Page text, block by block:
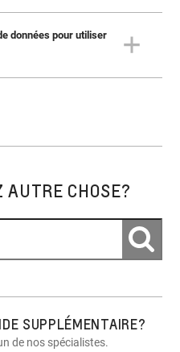
plan de connexion de
pour utiliser l'application
données pour utiliser
AUTRE CHOSE?
SUPPLÉMENTAIRE?
de nos spécialistes.